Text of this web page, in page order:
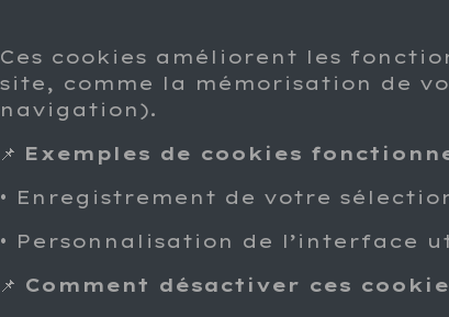
Ces cookies améliorent les
site, comme la mémorisation de
navigation).
📌 Exemples de cookies
• Enregistrement de votre
• Personnalisation de l’interface
📌 Comment désactiver ces